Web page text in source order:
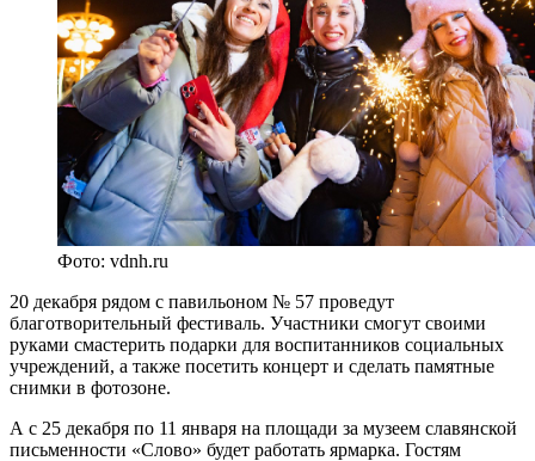
Фото: vdnh.ru
20 декабря рядом с павильоном № 57 проведут
благотворительный фестиваль. Участники смогут своими
руками смастерить подарки для воспитанников социальных
учреждений, а также посетить концерт и сделать памятные
снимки в фотозоне.
А с 25 декабря по 11 января на площади за музеем славянской
письменности «Слово» будет работать ярмарка. Гостям